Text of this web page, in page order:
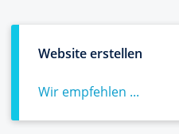
Website erstellen
Wir empfehlen ...